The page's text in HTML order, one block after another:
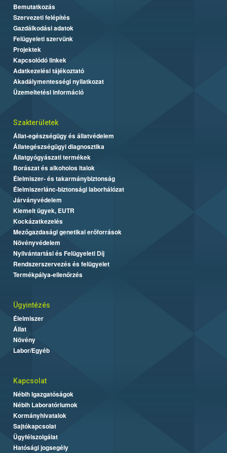
Bemutatkozás
Szervezeti felépítés
Gazdálkodási adatok
Felügyeleti szervünk
Projektek
Kapcsolódó linkek
Adatkezelési tájékoztató
Akadálymentességi nyilatkozat
Üzemeltetési információ
Szakterületek
Állat-egészségügy és állatvédelem
Állategészségügyi diagnosztika
Állatgyógyászati termékek
Borászat és alkoholos italok
Élelmiszer- és takarmánybiztonság
Élelmiszerlánc-biztonsági laborhálózat
Járványvédelem
Kiemelt ügyek, EUTR
Kockázatkezelés
Mezőgazdasági genetikai erőforrások
Növényvédelem
Nyilvántartási és Felügyeleti Díj
Rendszerszervezés és felügyelet
Termékpálya-ellenőrzés
Ügyintézés
Élelmiszer
Állat
Növény
Labor/Egyéb
Kapcsolat
Nébih Igazgatóságok
Nébih Laboratóriumok
Kormányhivatalok
Sajtókapcsolat
Ügyfélszolgálat
Hatósági jogsegély